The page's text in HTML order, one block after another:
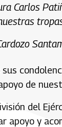
Carlos
de
del
apoyo y